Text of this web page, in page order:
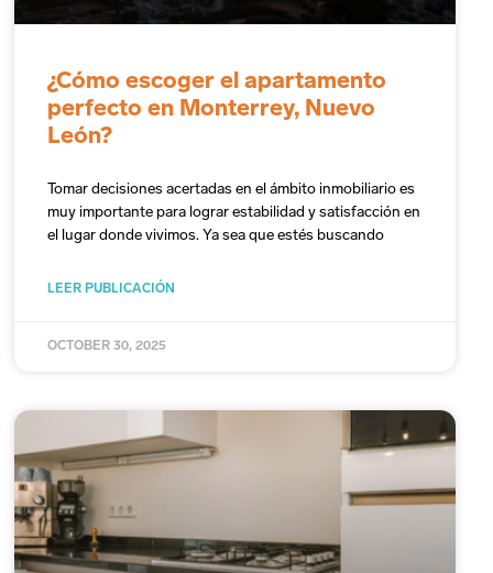
¿Cómo escoger el apartamento
perfecto en Monterrey, Nuevo
León?
Tomar decisiones acertadas en el ámbito inmobiliario es
muy importante para lograr estabilidad y satisfacción en
el lugar donde vivimos. Ya sea que estés buscando
LEER PUBLICACIÓN
OCTOBER 30, 2025